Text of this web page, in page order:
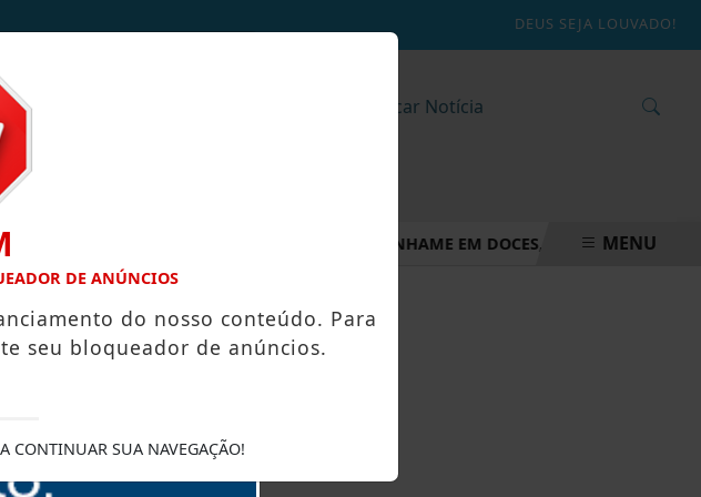
DEUS SEJA LOUVADO!
/
PARA A MESA: FAMÍLIA TRANSFORMA INHAME EM DOCES, PÃES E OUTRAS
MENU
com
DE ANÚNCIOS
do nosso conteúdo. Para
seu bloqueador de anúncios.
CONTINUAR SUA NAVEGAÇÃO!